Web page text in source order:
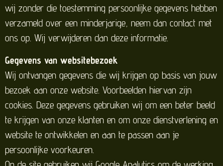
wij zonder die toestemming persoonlijke gegevens hebben
verzameld over een minderjarige, neem dan contact met
ons op. Wij verwijderen dan deze informatie.
Gegevens van websitebezoek
Wij ontvangen gegevens die wij krijgen op basis van jouw
bezoek aan onze website. Voorbeelden hiervan zijn
cookies. Deze gegevens gebruiken wij om een beter beeld
te krijgen van onze klanten en om onze dienstverlening en
website te ontwikkelen en aan te passen aan je
persoonlijke voorkeuren.